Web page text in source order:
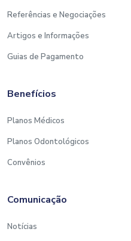
Referências e Negociações
Artigos e Informações
Guias de Pagamento
Benefícios
Planos Médicos
Planos Odontológicos
Convênios
Comunicação
Notícias